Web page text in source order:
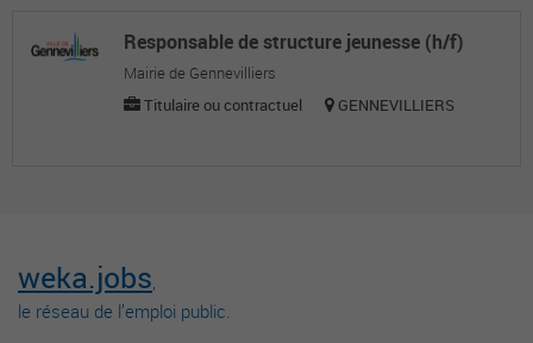
Responsable de structure jeunesse (h/f)
Mairie de Gennevilliers
Titulaire ou contractuel
GENNEVILLIERS
weka.jobs,
le réseau de l’emploi public.